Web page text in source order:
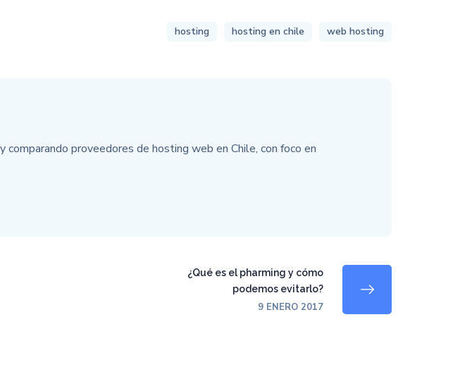
hosting hosting en chile web hosting
proveedores de hosting web en Chile, con foco en
¿Qué es el pharming y cómo
podemos evitarlo?
9 ENERO 2017